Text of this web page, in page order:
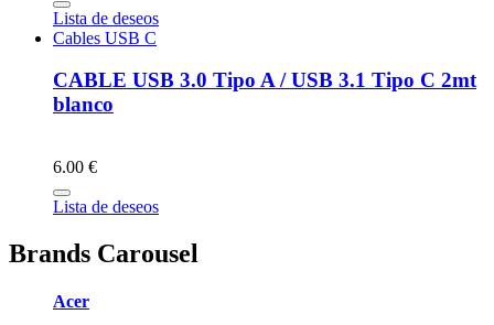
Lista de deseos
Cables USB C
CABLE USB 3.0 Tipo A / USB 3.1 Tipo C 2mt
blanco
6.00 €
Lista de deseos
Brands Carousel
Acer